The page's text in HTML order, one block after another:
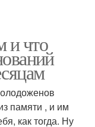
и что
памяти , и им
как тогда. Ну